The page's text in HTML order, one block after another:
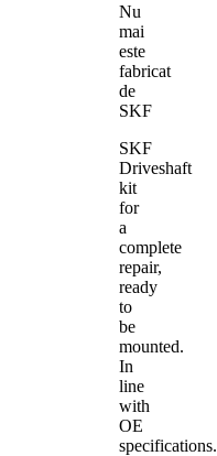
Nu
mai
este
fabricat
de
SKF
SKF
Driveshaft
kit
for
a
complete
repair,
ready
to
be
mounted.
In
line
with
OE
specifications.